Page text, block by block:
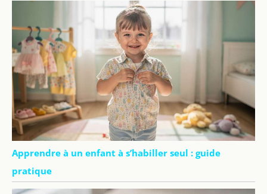
Apprendre à un enfant à s’habiller seul : guide
pratique